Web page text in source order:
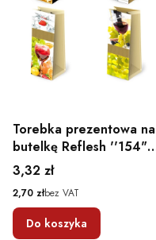
Torebka prezentowa na
butelkę Reflesh ''154"
12 x 36,9 x 11
Cena
3,32 zł
Cena
2,70 złbez VAT
Do koszyka